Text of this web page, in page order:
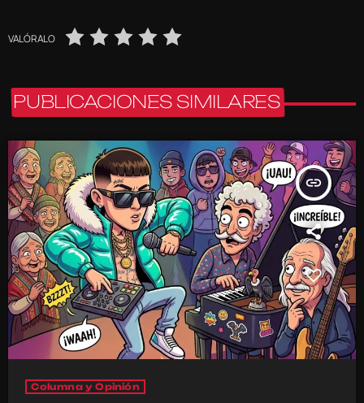
VALÓRALO
PUBLICACIONES SIMILARES
insert_link
Columna y Opinión